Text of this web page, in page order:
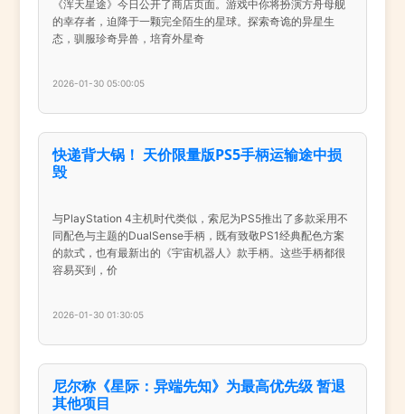
《浑天星途》今日公开了商店页面。游戏中你将扮演方舟母舰
的幸存者，迫降于一颗完全陌生的星球。探索奇诡的异星生
态，驯服珍奇异兽，培育外星奇
2026-01-30 05:00:05
快递背大锅！ 天价限量版PS5手柄运输途中损
毁
与PlayStation 4主机时代类似，索尼为PS5推出了多款采用不
同配色与主题的DualSense手柄，既有致敬PS1经典配色方案
的款式，也有最新出的《宇宙机器人》款手柄。这些手柄都很
容易买到，价
2026-01-30 01:30:05
尼尔称《星际：异端先知》为最高优先级 暂退
其他项目